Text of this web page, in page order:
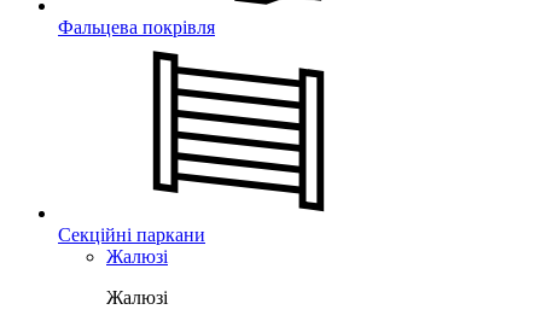
Фальцева покрівля
Секційні паркани
Жалюзі
Жалюзі